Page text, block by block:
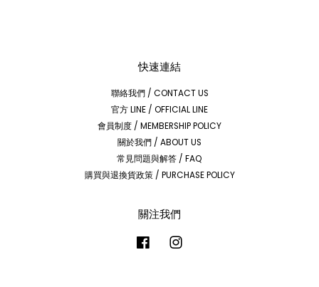
快速連結
聯絡我們 / CONTACT US
官方 LINE / OFFICIAL LINE
會員制度 / MEMBERSHIP POLICY
關於我們 / ABOUT US
常見問題與解答 / FAQ
購買與退換貨政策 / PURCHASE POLICY
關注我們
Facebook